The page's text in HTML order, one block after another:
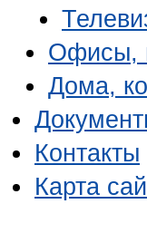
Офисы,
Дома,
Контакты
Карта